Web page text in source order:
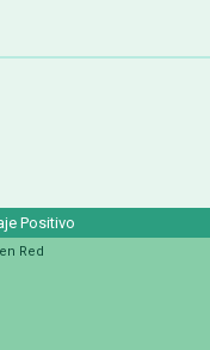
Positivo
Red